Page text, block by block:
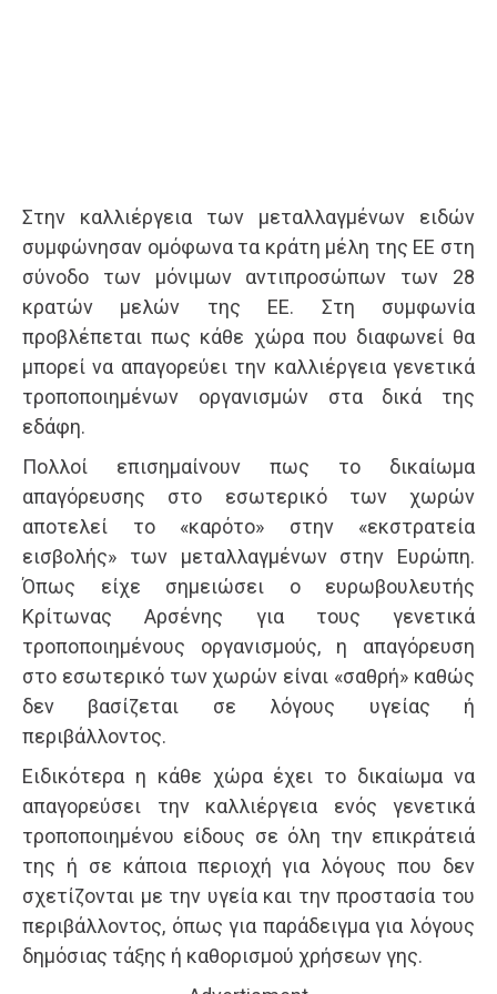
Στην καλλιέργεια των μεταλλαγμένων ειδών
συμφώνησαν ομόφωνα τα κράτη μέλη της ΕΕ στη
σύνοδο των μόνιμων αντιπροσώπων των 28
κρατών μελών της ΕΕ. Στη συμφωνία
προβλέπεται πως κάθε χώρα που διαφωνεί θα
μπορεί να απαγορεύει την καλλιέργεια γενετικά
τροποποιημένων οργανισμών στα δικά της
εδάφη.
Πολλοί επισημαίνουν πως το δικαίωμα
απαγόρευσης στο εσωτερικό των χωρών
αποτελεί το «καρότο» στην «εκστρατεία
εισβολής» των μεταλλαγμένων στην Ευρώπη.
Όπως είχε σημειώσει ο ευρωβουλευτής
Κρίτωνας Αρσένης για τους γενετικά
τροποποιημένους οργανισμούς, η απαγόρευση
στο εσωτερικό των χωρών είναι «σαθρή» καθώς
δεν βασίζεται σε λόγους υγείας ή
περιβάλλοντος.
Ειδικότερα η κάθε χώρα έχει το δικαίωμα να
απαγορεύσει την καλλιέργεια ενός γενετικά
τροποποιημένου είδους σε όλη την επικράτειά
της ή σε κάποια περιοχή για λόγους που δεν
σχετίζονται με την υγεία και την προστασία του
περιβάλλοντος, όπως για παράδειγμα για λόγους
δημόσιας τάξης ή καθορισμού χρήσεων γης.